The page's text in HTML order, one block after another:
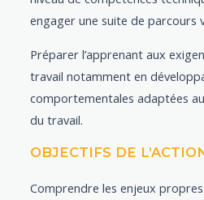
engager une suite de parcours
Préparer l’apprenant aux
travail notamment en
comportementales adaptées
du travail.
OBJECTIFS DE
Comprendre les enjeux